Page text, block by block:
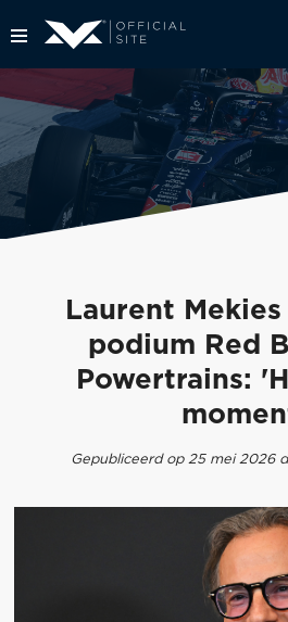
Laurent
podium Red
Powertrains:
Gepubliceerd op 25 mei 2026